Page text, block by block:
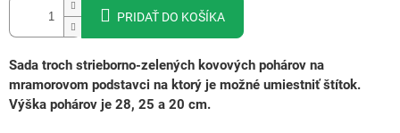
PRIDAŤ DO KOŠÍKA
Sada troch strieborno-zelených kovových pohárov na
mramorovom podstavci na ktorý je možné umiestniť štítok.
Výška pohárov je 28, 25 a 20 cm.